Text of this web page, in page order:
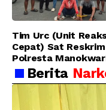
Tim Urc (Unit
Cepat) Sat Reskrim
Polresta
Berhasil Tangkap 2
Pelaku
Taman Ria kab.
Manokwari
Berita